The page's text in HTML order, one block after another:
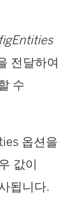
전달하여
수
옵션을
값이
됩니다.